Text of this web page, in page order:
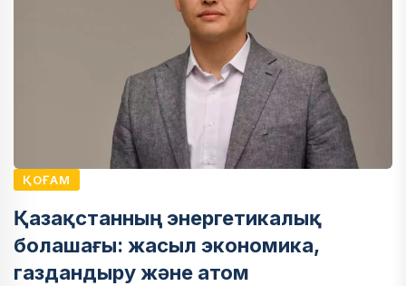
ҚОҒАМ
Қазақстанның энергетикалық
болашағы: жасыл экономика,
газдандыру және атом